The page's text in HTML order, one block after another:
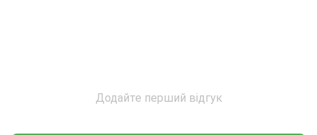
Додайте перший відгук